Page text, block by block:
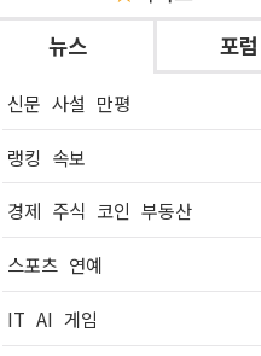
뉴스
포럼
신문 사설 만평
랭킹 속보
경제 주식 코인 부동산
스포츠 연예
IT AI 게임